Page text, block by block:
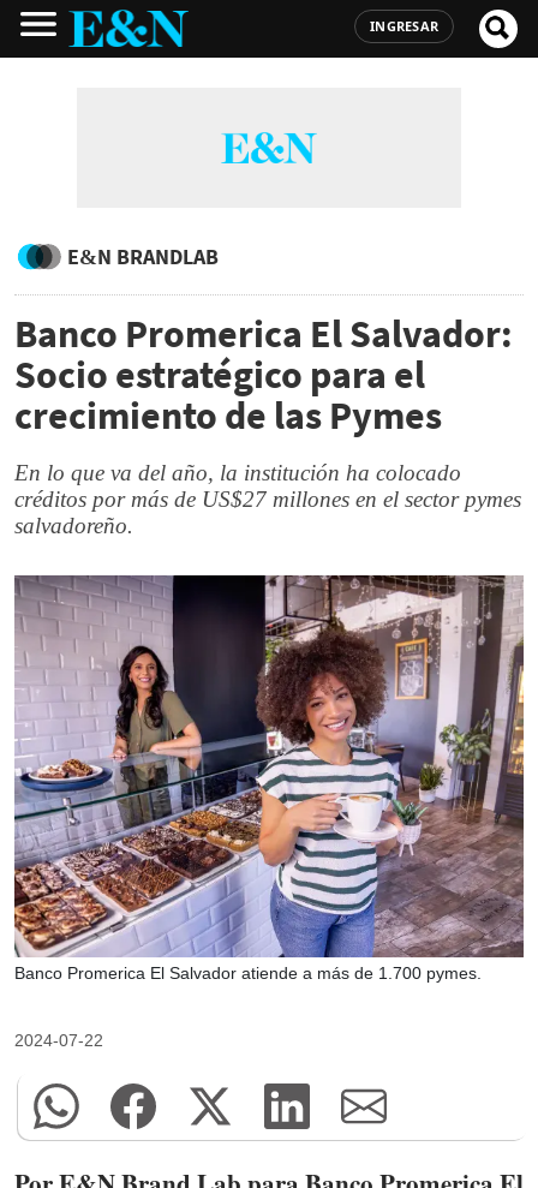
INGRESAR
E&N BRANDLAB
Banco Promerica El Salvador:
Socio estratégico para el
crecimiento de las Pymes
En lo que va del año, la institución ha colocado
créditos por más de US$27 millones en el sector pymes
salvadoreño.
Banco Promerica El Salvador atiende a más de 1.700 pymes.
2024-07-22